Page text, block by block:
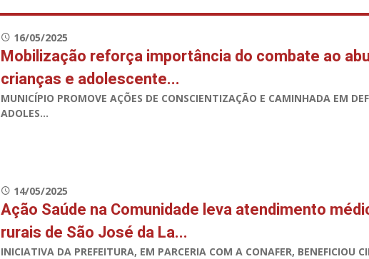
16/05/2025
Mobilização reforça importância do combate ao
crianças e adolescente...
MUNICÍPIO PROMOVE AÇÕES DE CONSCIENTIZAÇÃO E CAMINHADA EM
ADOLES...
14/05/2025
Ação Saúde na Comunidade leva atendimento
rurais de São José da La...
INICIATIVA DA PREFEITURA, EM PARCERIA COM A CONAFER, BENEFICIOU